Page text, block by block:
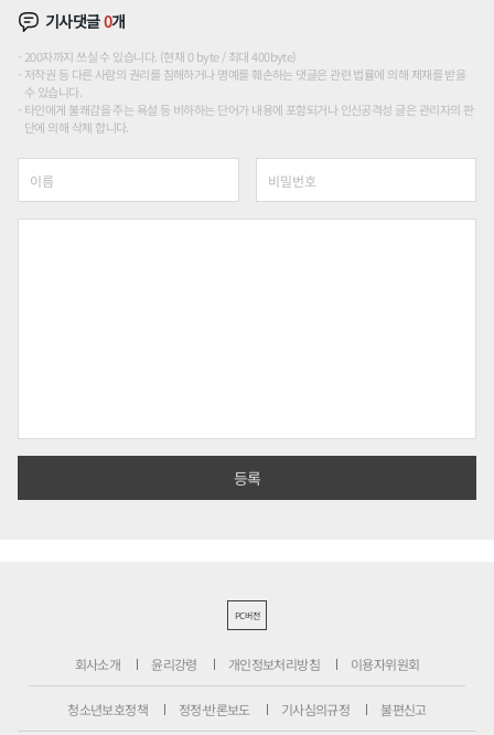
기사댓글0개
200자까지 쓰실 수 있습니다. (현재 0 byte / 최대 400byte)
저작권 등 다른 사람의 권리를 침해하거나 명예를 훼손하는 댓글은 관련 법률에 의해 제재를 받을
수 있습니다.
타인에게 불쾌감을 주는 욕설 등 비하하는 단어가 내용에 포함되거나 인신공격성 글은 관리자의 판
단에 의해 삭제 합니다.
PC버전
회사소개 윤리강령 개인정보처리방침 이용자위원회
청소년보호정책 정정·반론보도 기사심의규정 불편신고